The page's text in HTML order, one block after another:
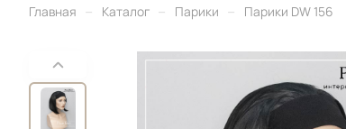
Главная – Каталог – Парики – Парики DW 156